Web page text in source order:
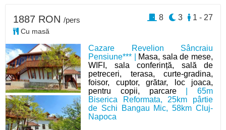
Cazare Revelion Sâncraiu
Pensiune*** |
Masa, sala de mese,
WIFI, sala conferință, sală de
petreceri, terasa, curte-gradina,
foisor, cuptor, grătar, loc joaca,
pentru copii, parcare| 65m
Biserica Reformata, 25km pârtie
de Schi Bangau Mic, 58km Cluj-
Napoca
1887 RON /pers
Cu masă
1 - 27
3
8